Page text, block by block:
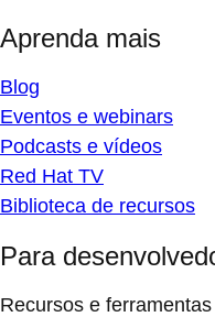
Aprenda mais
Blog
Eventos e webinars
Podcasts e vídeos
Red Hat TV
Biblioteca de recursos
Para
Recursos e